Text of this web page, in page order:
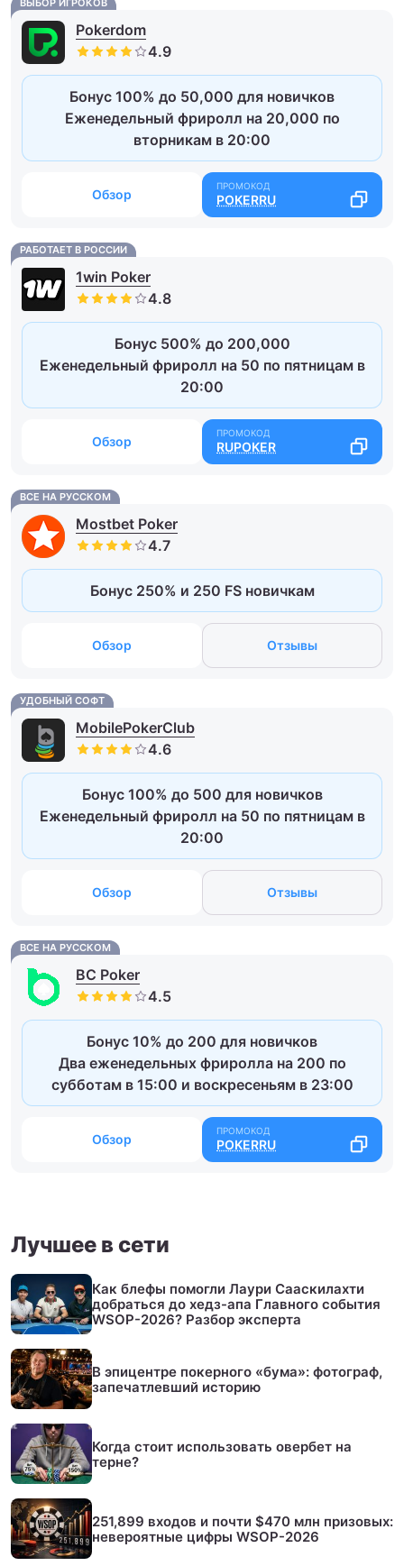
ВЫБОР ИГРОКОВ
Pokerdom
Бонус 100% до 50,000 для новичков
Еженедельный фриролл на 20,000 по
вторникам в 20:00
Обзор POKERRU
РАБОТАЕТ В РОССИИ
1win Poker
Бонус 500% до 200,000
Еженедельный фриролл на 50 по пятницам в
20:00
Обзор RUPOKER
ВСЕ НА РУССКОМ
Mostbet Poker
Бонус 250% и 250 FS новичкам
Обзор Отзывы
УДОБНЫЙ СОФТ
MobilePokerClub
Бонус 100% до 500 для новичков
Еженедельный фриролл на 50 по пятницам в
20:00
Обзор Отзывы
ВСЕ НА РУССКОМ
BC Poker
Бонус 10% до 200 для новичков
Два еженедельных фриролла на 200 по
субботам в 15:00 и воскресеньям в 23:00
Обзор POKERRU
Лучшее в сети
Как блефы помогли Лаури Сааскилахти
добраться до хедз-апа Главного события
WSOP-2026? Разбор эксперта
В эпицентре покерного «бума»: фотограф,
запечатлевший историю
Когда стоит использовать овербет на
терне?
251,899 входов и почти $470 млн призовых:
невероятные цифры WSOP-2026